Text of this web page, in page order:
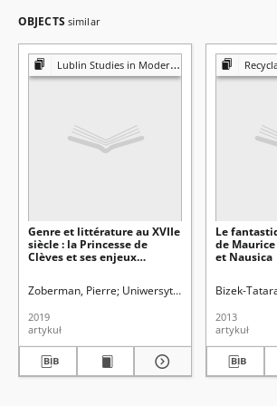
OBJECTS similar
Lublin Studies in Modern Languages and Literature
Genre et littérature au XVIIe
siècle : la Princesse de
Clèves et ses enjeux
Zoberman, Pierre Uniwersytet Marii Curie-
2019
artykuł
Recyclage et décalage :
Le
de
et Nausica
Bizek-
2013
artykuł